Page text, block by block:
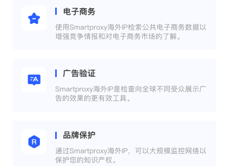
电子商务
使用Smartproxy海外IP检索公共电子商务数据以
增强竞争情报和对电子商务市场的了解。
广告验证
Smartproxy海外IP是检查向全球不同受众展示广
告的效果的更有效工具。
品牌保护
通过Smartproxy海外IP，可以大规模监控网络以
保护您的知识产权。